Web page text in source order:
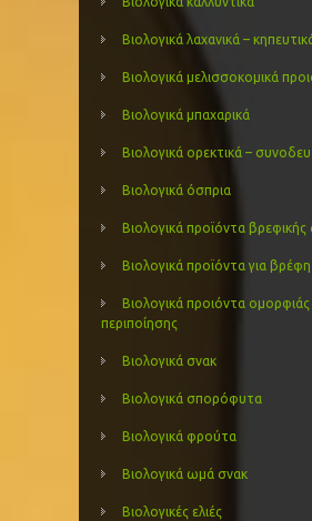
Βιολογικά λαχανικά –
Βιολογικά μελισσοκομικά
Βιολογικά μπαχαρικά
Βιολογικά ορεκτικά –
Βιολογικά όσπρια
Βιολογικά προϊόντα
Βιολογικά προϊόντα για βρέφη
Βιολογικά προιόντα ομορφιάς
περιποίησης
Βιολογικά σνακ
Βιολογικά σπορόφυτα
Βιολογικά φρούτα
Βιολογικά ωμά σνακ
Βιολογικές ελιές